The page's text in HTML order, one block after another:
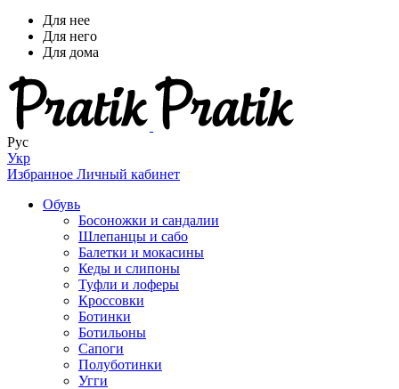
Для нее
Для него
Для дома
Рус
Укр
Избранное Личный кабинет
Обувь
Босоножки и сандалии
Шлепанцы и сабо
Балетки и мокасины
Кеды и слипоны
Туфли и лоферы
Кроссовки
Ботинки
Ботильоны
Сапоги
Полуботинки
Угги